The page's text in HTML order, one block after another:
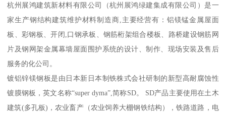
杭州展鸿建筑新材料有限公司（杭州展鸿绿建集成有限公司）是一
家生产钢结构建筑维护材料制造商,主要经营有：铝镁锰金属屋面
板、彩钢板、开闭,口钢承板、钢筋桁架组合楼板、路桥建设钢筋网
片及钢网架金属幕墙屋面围护系统的设计、制作、现场安装及售后
服务的化公司。
镀铝锌镁钢板是由日本新日本制铁株式会社研制的新型高耐腐蚀性
镀膜钢板，英文名称“super dyma”,简称SD。 SD产品主要使用在土木
建筑(多孔板)，农业畜产（农业饲养大棚钢铁结构），铁路道路，电